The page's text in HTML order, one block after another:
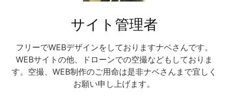
サイト管理者
フリーでWEBデザインをしておりますナベさんです。
WEBサイトの他、ドローンでの空撮などもしておりま
す。空撮、WEB制作のご用命は是非ナベさんまで宜しく
お願い申し上げます。